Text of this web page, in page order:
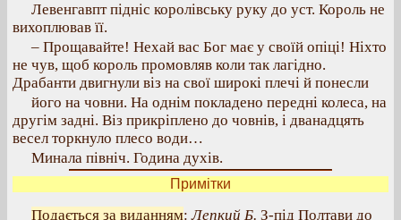
Левенгавпт підніс королівську руку до уст. Король не
вихоплював її.
– Прощавайте! Нехай вас Бог має у своїй опіці! Ніхто
не чув, щоб король промовляв коли так лагідно.
Драбанти двигнули віз на свої широкі плечі й понесли
його на човни. На однім покладено передні колеса, на
другім задні. Віз прикріплено до човнів, і дванадцять
весел торкнуло плесо води…
Минала північ. Година духів.
Примітки
Подається за виданням:Лепкий Б. З-під Полтави до